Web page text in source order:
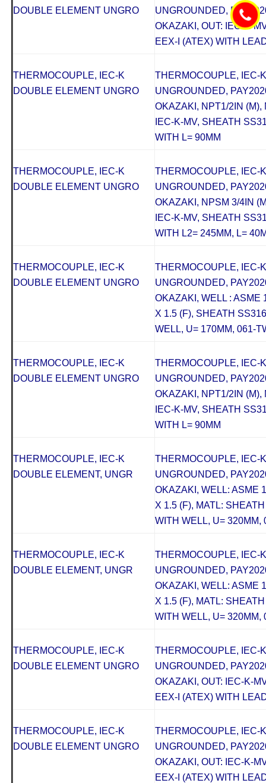
DOUBLE ELEMENT UNGRO
UNGROUNDED,
OKAZAKI, OUT: IEC-K-
EEX-I (ATEX) WITH
THERMOCOUPLE, IEC-K
DOUBLE ELEMENT UNGRO
THERMOCOUPLE, IEC-
UNGROUNDED,
OKAZAKI, NPT1/2IN (M),
IEC-K-MV, SHEATH
WITH L= 90MM
THERMOCOUPLE, IEC-K
DOUBLE ELEMENT UNGRO
THERMOCOUPLE, IEC-
UNGROUNDED,
OKAZAKI, NPSM 3/4IN
IEC-K-MV, SHEATH
WITH L2= 245MM, L=
THERMOCOUPLE, IEC-K
DOUBLE ELEMENT UNGRO
THERMOCOUPLE, IEC-
UNGROUNDED,
OKAZAKI, WELL : ASME
X 1.5 (F), SHEATH
WELL, U= 170MM, 061-
THERMOCOUPLE, IEC-K
DOUBLE ELEMENT UNGRO
THERMOCOUPLE, IEC-
UNGROUNDED,
OKAZAKI, NPT1/2IN (M),
IEC-K-MV, SHEATH
WITH L= 90MM
THERMOCOUPLE, IEC-K
DOUBLE ELEMENT, UNGR
THERMOCOUPLE, IEC-
UNGROUNDED,
OKAZAKI, WELL: ASME
X 1.5 (F), MATL:
WITH WELL, U= 320MM,
THERMOCOUPLE, IEC-K
DOUBLE ELEMENT, UNGR
THERMOCOUPLE, IEC-
UNGROUNDED,
OKAZAKI, WELL: ASME
X 1.5 (F), MATL:
WITH WELL, U= 320MM,
THERMOCOUPLE, IEC-K
DOUBLE ELEMENT UNGRO
THERMOCOUPLE, IEC-
UNGROUNDED,
OKAZAKI, OUT: IEC-K-
EEX-I (ATEX) WITH
THERMOCOUPLE, IEC-K
DOUBLE ELEMENT UNGRO
THERMOCOUPLE, IEC-
UNGROUNDED,
OKAZAKI, OUT: IEC-K-
EEX-I (ATEX) WITH